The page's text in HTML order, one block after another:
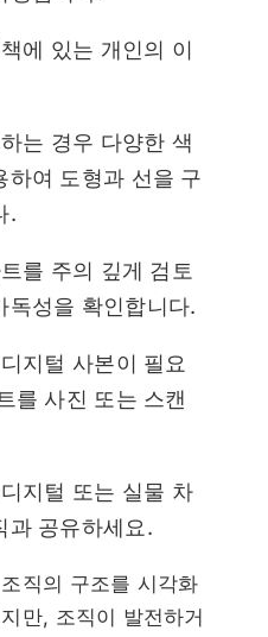
에 있는 개인의 이
는 경우 다양한 색
하여 도형과 선을 구
.
를 주의 깊게 검토
독성을 확인합니다.
디지털 사본이 필요
를 사진 또는 스캔
디지털 또는 실물 차
과 공유하세요.
직의 구조를 시각화
만, 조직이 발전하거